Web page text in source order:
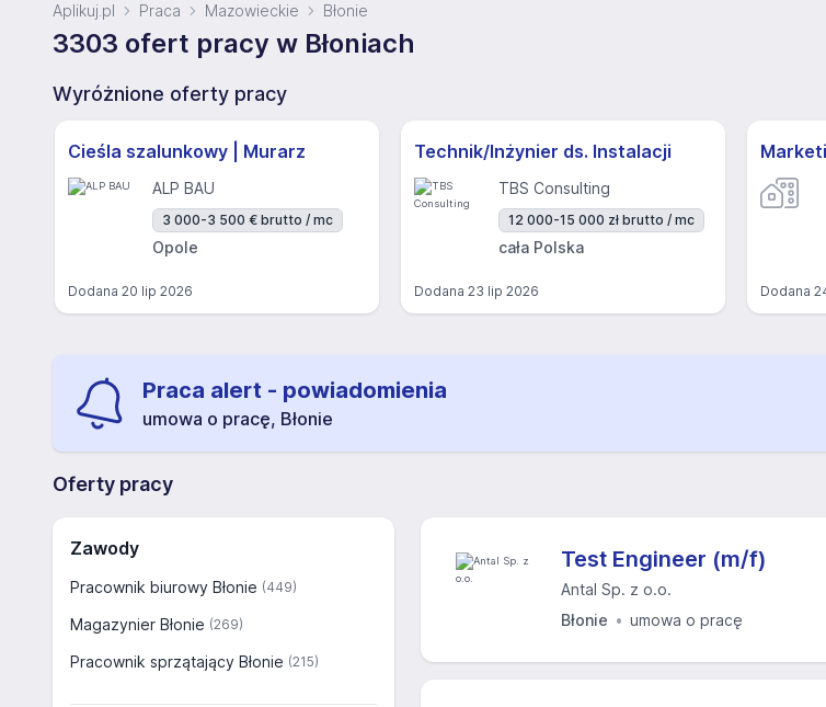
Aplikuj.pl Praca Mazowieckie Błonie
3303 ofert pracy w Błoniach
Wyróżnione oferty pracy
Cieśla szalunkowy | Murarz
ALP BAU
3 000-3 500 € brutto / mc
Opole
Dodana 20 lip 2026
Technik/Inżynier ds. Instalacji
TBS Consulting
12 000-15 000 zł brutto / mc
cała Polska
Dodana 23 lip 2026 Dodana
Praca alert - powiadomienia
umowa o pracę, Błonie
Oferty pracy
Zawody
Pracownik biurowy Błonie (449)
Magazynier Błonie (269)
Pracownik sprzątający Błonie (215)
Test Engineer (m/f)
Antal Sp. z o.o.
Błonie
umowa o pracę